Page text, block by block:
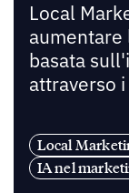
Local
basata
attraverso
Local
IA nel